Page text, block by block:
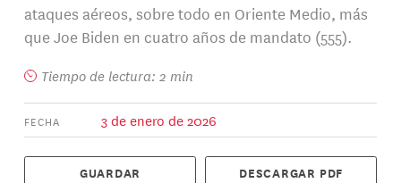
ataques aéreos, sobre todo en Oriente Medio, más
que Joe Biden en cuatro años de mandato (555).
Tiempo de lectura: 2 min
FECHA 3 de enero de 2026
GUARDAR DESCARGAR PDF